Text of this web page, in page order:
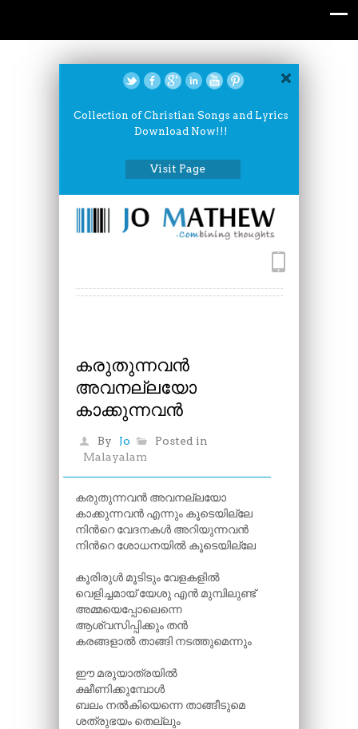
Collection of Christian Songs and Lyrics
Download Now!!!
Visit Page
കരുതുന്നവൻ
അവനല്ലയോ
കാക്കുന്നവൻ
By Jo
Posted in
Malayalam
കരുതുന്നവൻ അവനല്ലയോ
കാക്കുന്നവൻ എന്നും കൂടെയില്ലേ
നിന്‍റെ വേദനകൾ അറിയുന്നവൻ
നിന്‍റെ ശോധനയിൽ കൂടെയില്ലേ
കൂരിരുൾ മൂടിടും വേളകളിൽ
വെളിച്ചമായ് യേശു എൻ മുമ്പിലുണ്ട്
അമ്മയെപ്പോലെന്നെ
ആശ്വസിപ്പിക്കും തൻ
കരങ്ങളാൽ താങ്ങി നടത്തുമെന്നും
ഈ മരുയാത്രയിൽ
ക്ഷീണിക്കുമ്പോൾ
ബലം നൽകിയെന്നെ താങ്ങീടുമെ
ശത്രുഭയം തെല്ലും